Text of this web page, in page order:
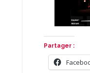
Partager :